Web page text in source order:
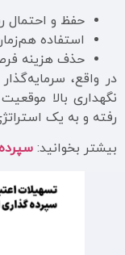
حفظ و احتمال
استفاده
حذف هزینه
در واقع،
نگهداری بالا
رفته و به یک
بیشتر بخوانید: